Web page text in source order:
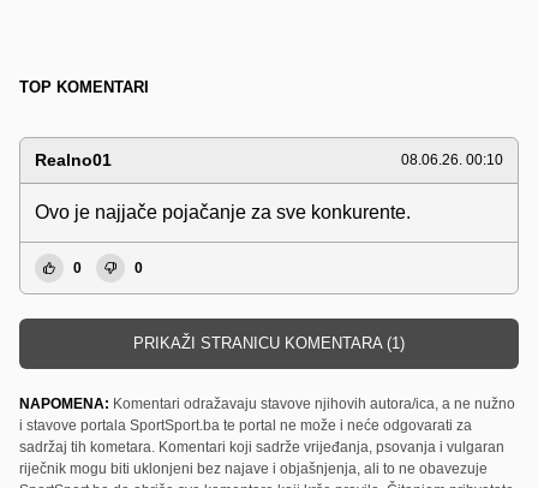
TOP KOMENTARI
Realno01 08.06.26. 00:10
Ovo je najjače pojačanje za sve konkurente.
0 0
PRIKAŽI STRANICU KOMENTARA (1)
NAPOMENA: Komentari odražavaju stavove njihovih autora/ica, a ne nužno
i stavove portala SportSport.ba te portal ne može i neće odgovarati za
sadržaj tih kometara. Komentari koji sadrže vrijeđanja, psovanja i vulgaran
riječnik mogu biti uklonjeni bez najave i objašnjenja, ali to ne obavezuje